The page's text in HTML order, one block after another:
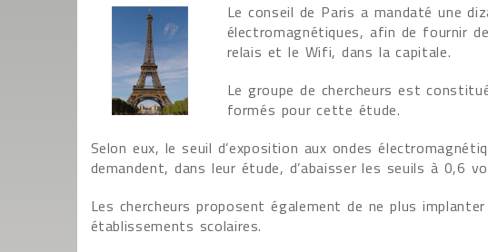
Le conseil de Paris a mandaté une
électromagnétiques, afin de fournir
relais et le Wifi, dans la capitale.
Le groupe de chercheurs est
formés pour cette étude.
Selon eux, le seuil d’exposition aux ondes
demandent, dans leur étude, d’abaisser les seuils à
Les chercheurs proposent également de ne plus
établissements scolaires.